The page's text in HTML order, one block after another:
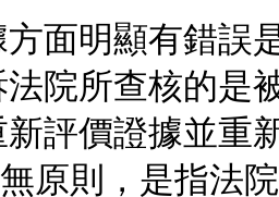
明顯有錯誤是
院所查核的是
評價證據並重
則，是指法院